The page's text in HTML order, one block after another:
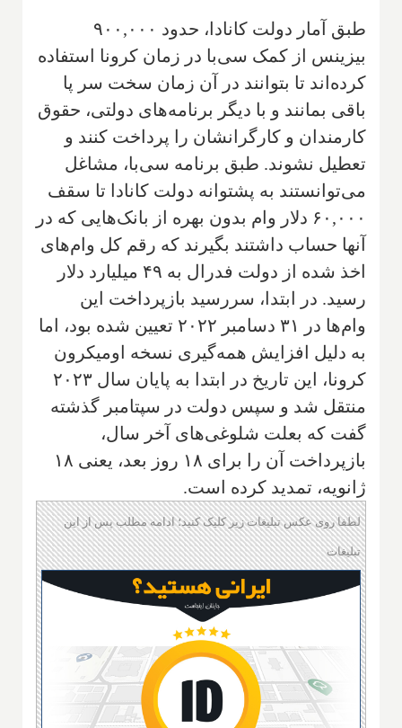
طبق آمار دولت کانادا، حدود ۹۰۰,۰۰۰
بیزینس از کمک سی‌با در زمان کرونا استفاده
کرده‌اند تا بتوانند در آن زمان سخت سر پا
باقی بمانند و با دیگر برنامه‌های دولتی، حقوق
کارمندان و کارگرانشان را پرداخت کنند و
تعطیل نشوند. طبق برنامه سی‌با، مشاغل
می‌توانستند به پشتوانه دولت کانادا تا سقف
۶۰,۰۰۰ دلار وام بدون بهره از بانک‌هایی که در
آنها حساب داشتند بگیرند که رقم کل وام‌های
اخذ شده از دولت فدرال به ۴۹ میلیارد دلار
رسید. در ابتدا، سررسید بازپرداخت این
وام‌ها در ۳۱ دسامبر ۲۰۲۲ تعیین شده بود، اما
به دلیل افزایش همه‌گیری نسخه اومیکرون
کرونا، این تاریخ در ابتدا به پایان سال ۲۰۲۳
منتقل شد و سپس دولت در سپتامبر گذشته
گفت که بعلت شلوغی‌های آخر سال،
بازپرداخت آن را برای ۱۸ روز بعد، یعنی ۱۸
ژانویه، تمدید کرده است.
لطفا روی عکس تبلیغات زیر کلیک کنید؛ ادامه مطلب پس از این
تبلیغات